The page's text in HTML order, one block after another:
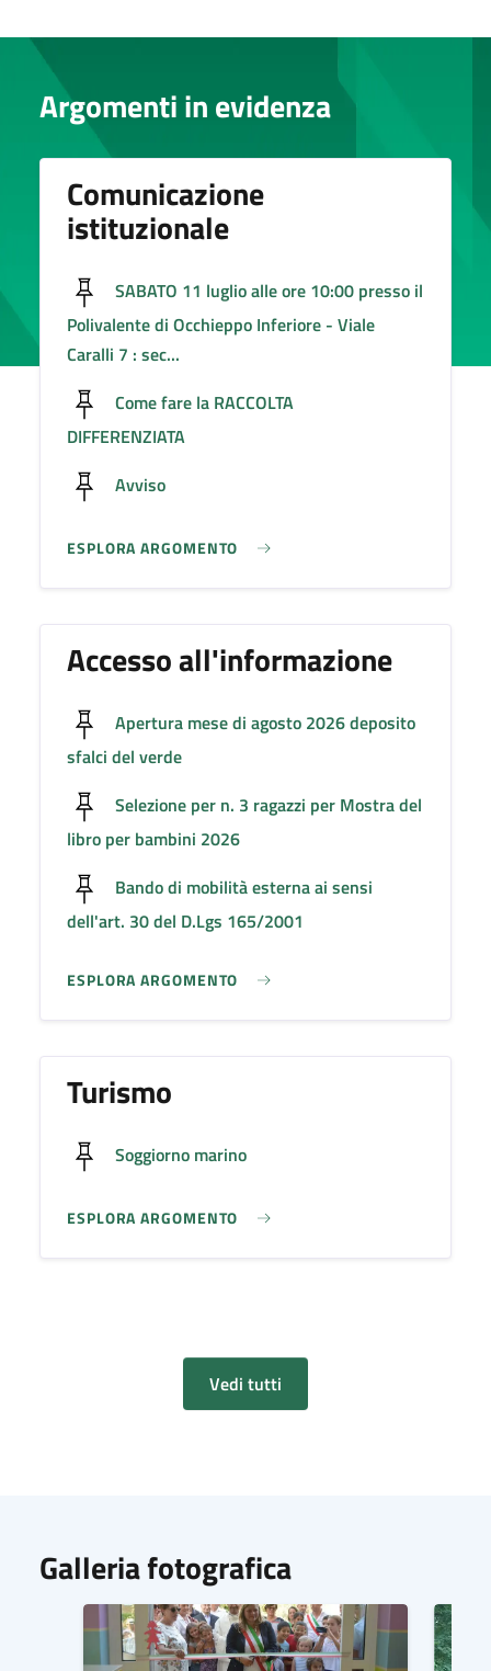
Argomenti in evidenza
Comunicazione
istituzionale
SABATO 11 luglio alle ore 10:00 presso il
Polivalente di Occhieppo Inferiore - Viale
Caralli 7 : sec...
Come fare la RACCOLTA
DIFFERENZIATA
Avviso
ESPLORA ARGOMENTO
Accesso all'informazione
Apertura mese di agosto 2026 deposito
sfalci del verde
Selezione per n. 3 ragazzi per Mostra del
libro per bambini 2026
Bando di mobilità esterna ai sensi
dell'art. 30 del D.Lgs 165/2001
ESPLORA ARGOMENTO
Turismo
Soggiorno marino
ESPLORA ARGOMENTO
Vedi tutti
Galleria fotografica